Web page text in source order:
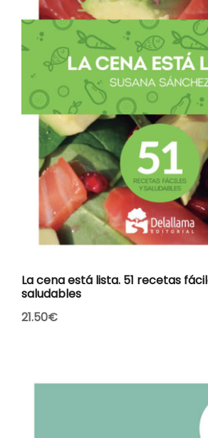
La cena está lista. 51 recetas
saludables
21.50€